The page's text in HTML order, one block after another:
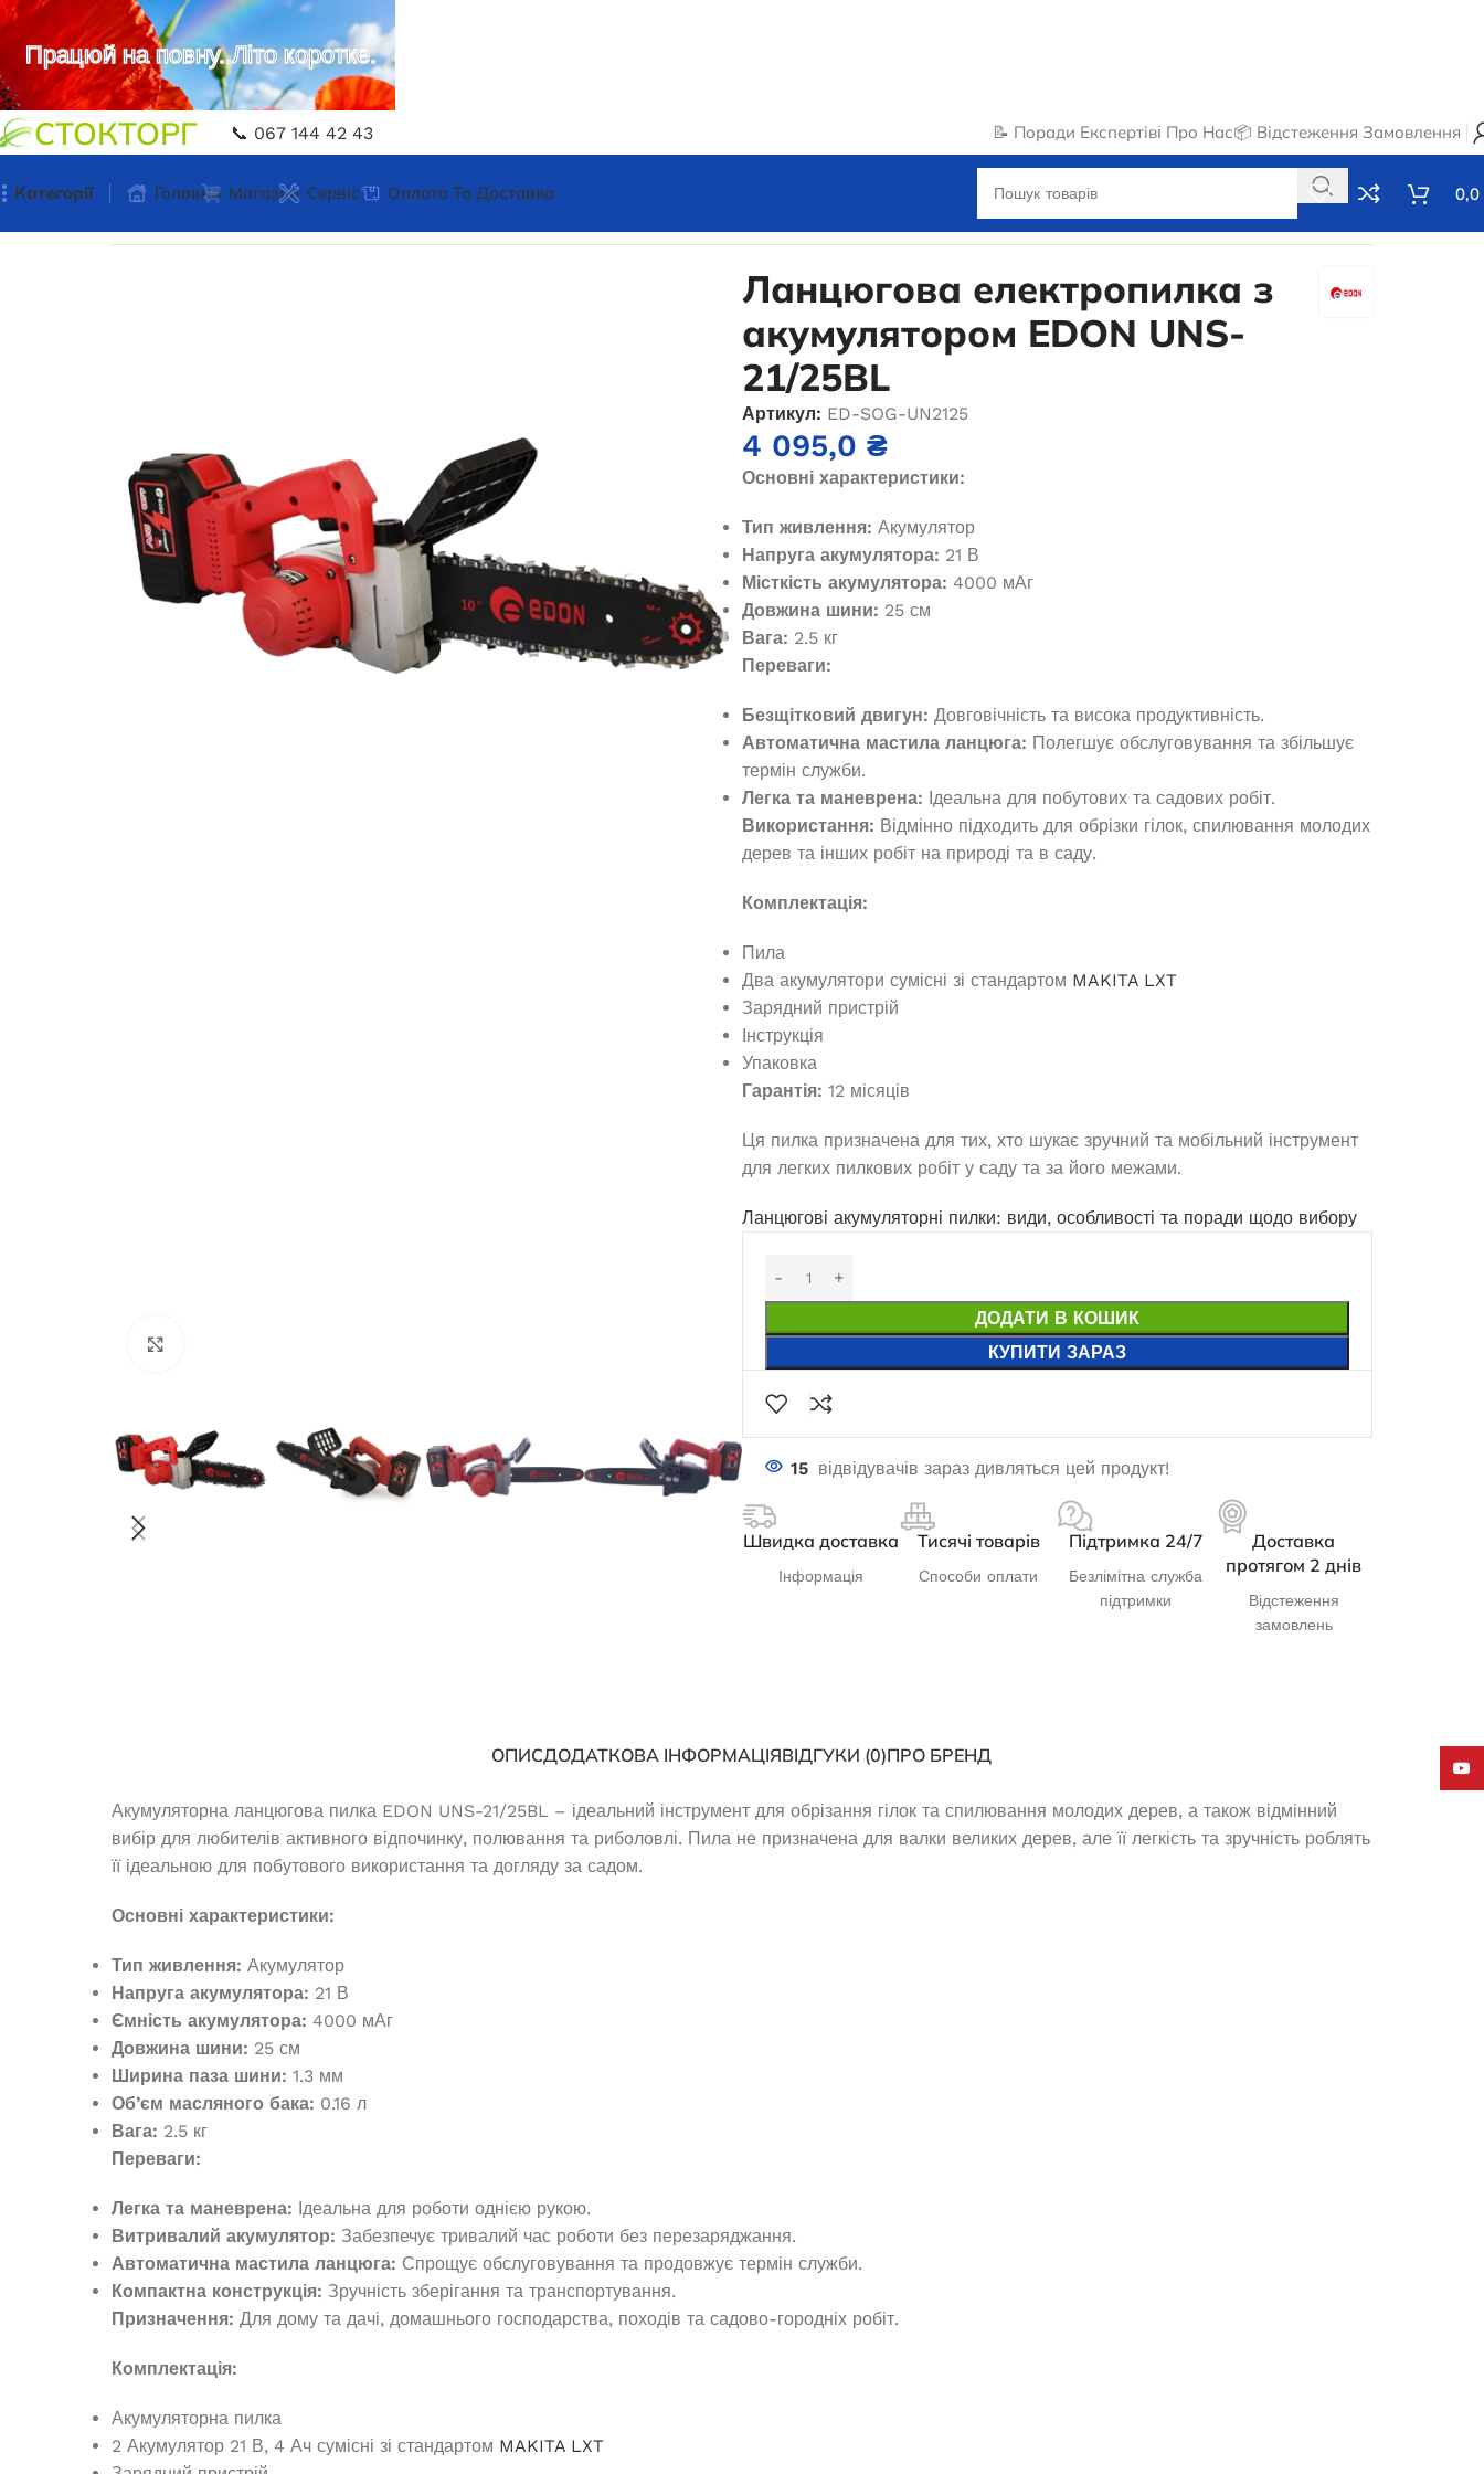
СТОКТОРГ 📞 067 144 42 43 📝 Поради Експертівℹ️ Про Нас📦 Відстеження Замовлення
Категорії
210/8.0HP (шпонка, вал 19 мм)
В наявності
ДОДАТИ В КОШИК
Генератор дизельный Edon
кВт
Під замовлення
Інверторний генератор Edon PT
ЧИТАТИ ДАЛІ
Генератор дизельный Edon
закрытого типа мощностью 200
кВт
Під замовлення
1 274 000,1₴
ДОДАТИ В КОШИК
Бензиновий генератор EDON PT
Головна Магазин Сервіс Оплата Та Доставка 0,0
Ланцюгова електропилка з
акумулятором EDON UNS-
21/25BL
Артикул: ED-SOG-UN2125
4 095,0 ₴
Основні характеристики:
Тип живлення: Акумулятор
Напруга акумулятора: 21 В
Місткість акумулятора: 4000 мАг
Довжина шини: 25 см
Вага: 2.5 кг
Переваги:
Безщітковий двигун: Довговічність та висока продуктивність.
Автоматична мастила ланцюга: Полегшує обслуговування та збільшує
термін служби.
Легка та маневрена: Ідеальна для побутових та садових робіт.
Використання: Відмінно підходить для обрізки гілок, спилювання молодих
дерев та інших робіт на природі та в саду.
Комплектація:
Пила
Два акумулятори сумісні зі стандартом MAKITA LXT
Зарядний пристрій
Інструкція
Упаковка
Гарантія: 12 місяців
Ця пилка призначена для тих, хто шукає зручний та мобільний інструмент
для легких пилкових робіт у саду та за його межами.
Ланцюгові акумуляторні пилки: види, особливості та поради щодо вибору
ДОДАТИ В КОШИК
КУПИТИ ЗАРАЗ
15 відвідувачів зараз дивляться цей продукт!
Швидка доставка
Інформація
Тисячі товарів
Способи оплати
Підтримка 24/7
Безлімітна служба
підтримки
Доставка
протягом 2 днів
Відстеження
замовлень
ОПИСДОДАТКОВА ІНФОРМАЦІЯВІДГУКИ (0)ПРО БРЕНД
Акумуляторна ланцюгова пилка EDON UNS-21/25BL – ідеальний інструмент для обрізання гілок та спилювання молодих дерев, а також відмінний
вибір для любителів активного відпочинку, полювання та риболовлі. Пила не призначена для валки великих дерев, але її легкість та зручність роблять
її ідеальною для побутового використання та догляду за садом.
Основні характеристики:
Тип живлення: Акумулятор
Напруга акумулятора: 21 В
Ємність акумулятора: 4000 мАг
Довжина шини: 25 см
Ширина паза шини: 1.3 мм
Об’єм масляного бака: 0.16 л
Вага: 2.5 кг
Переваги:
Легка та маневрена: Ідеальна для роботи однією рукою.
Витривалий акумулятор: Забезпечує тривалий час роботи без перезаряджання.
Автоматична мастила ланцюга: Спрощує обслуговування та продовжує термін служби.
Компактна конструкція: Зручність зберігання та транспортування.
Призначення: Для дому та дачі, домашнього господарства, походів та садово-городніх робіт.
Комплектація:
Акумуляторна пилка
2 Акумулятор 21 В, 4 Ач сумісні зі стандартом MAKITA LXT
Працюй на повну. Літо коротке.